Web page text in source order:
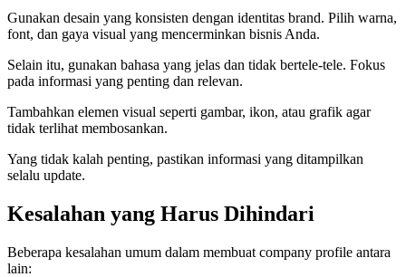
Gunakan desain yang konsisten dengan identitas brand. Pilih warna,
font, dan gaya visual yang mencerminkan bisnis Anda.
Selain itu, gunakan bahasa yang jelas dan tidak bertele-tele. Fokus
pada informasi yang penting dan relevan.
Tambahkan elemen visual seperti gambar, ikon, atau grafik agar
tidak terlihat membosankan.
Yang tidak kalah penting, pastikan informasi yang ditampilkan
selalu update.
Kesalahan yang Harus Dihindari
Beberapa kesalahan umum dalam membuat company profile antara
lain: